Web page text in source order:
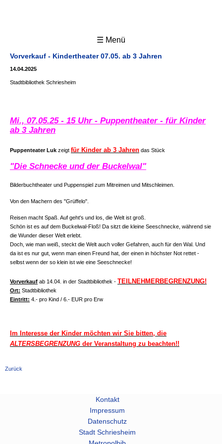
☰ Menü
Vorverkauf - Kindertheater 07.05. ab 3 Jahren
14.04.2025
Stadtbibliothek Schriesheim
Mi., 07.05.25 - 15 Uhr - Puppentheater - für Kinder
ab 3 Jahren
Puppenteater Luk zeigt für Kinder ab 3 Jahren das Stück
"Die Schnecke und der Buckelwal"
Bilderbuchtheater und Puppenspiel zum Mitreimen und Mitschleimen.
Von den Machern des "Grüffelo".
Reisen macht Spaß. Auf geht's und los, die Welt ist groß.
Schön ist es auf dem Buckelwal-Floß! Da sitzt die kleine Seeschnecke, während sie
die Wunder dieser Welt erlebt.
Doch, wie man weiß, steckt die Welt auch voller Gefahren, auch für den Wal. Und
da ist es nur gut, wenn man einen Freund hat, der einen in höchster Not rettet -
selbst wenn der so klein ist wie eine Seeschnecke!
Vorverkauf ab 14.04. in der Stadtbibliothek - TEILNEHMERBEGRENZUNG!
Ort: Stadtbibliothek
Eintritt: 4.- pro Kind / 6.- EUR pro Erw
Im Interesse der Kinder möchten wir Sie bitten, die
ALTERSBEGRENZUNG der Veranstaltung zu beachten!!
Zurück
Kontakt
Impressum
Datenschutz
Stadt Schriesheim